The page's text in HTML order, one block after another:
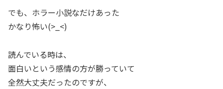
でも、ホラー小説なだけあった
かなり怖い(>_<)
読んでいる時は、
面白いという感情の方が勝っていて
全然大丈夫だったのですが、